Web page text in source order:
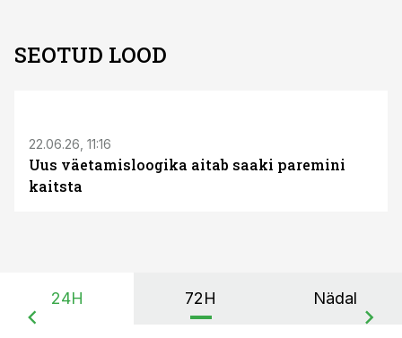
SEOTUD LOOD
22.06.26, 11:16
Uus väetamisloogika aitab saaki paremini
kaitsta
24H 72H Nädal